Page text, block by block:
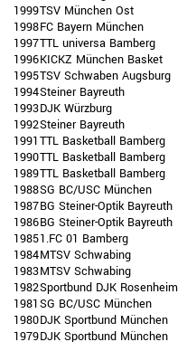
1999TSV München Ost
1998FC Bayern München
1997TTL universa Bamberg
1996KICKZ München Basket
1995TSV Schwaben Augsburg
1994Steiner Bayreuth
1993DJK Würzburg
1992Steiner Bayreuth
1991TTL Basketball Bamberg
1990TTL Basketball Bamberg
1989TTL Basketball Bamberg
1988SG BC/USC München
1987BG Steiner-Optik Bayreuth
1986BG Steiner-Optik Bayreuth
19851.FC 01 Bamberg
1984MTSV Schwabing
1983MTSV Schwabing
1982Sportbund DJK Rosenheim
1981SG BC/USC München
1980DJK Sportbund München
1979DJK Sportbund München